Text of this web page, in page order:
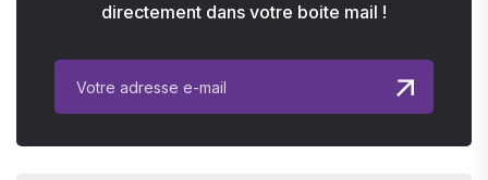
directement dans votre boite mail !